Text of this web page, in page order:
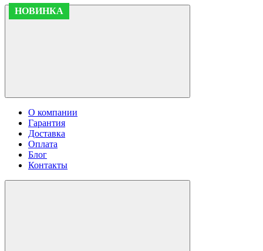
О компании
Гарантия
Доставка
Оплата
Блог
Контакты
НОВИНКА
НОВИНКА